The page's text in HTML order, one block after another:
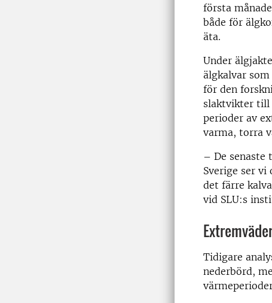
första
både för
äta.
Under
älgkalvar
för den
slaktvikter till
perioder av
varma, torra
– De senaste
Sverige ser
det färre
vid SLU:s
Tidigare
nederbörd,